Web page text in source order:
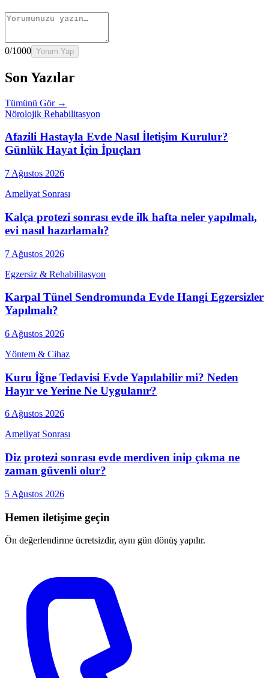
0/1000 Yorum Yap
Son Yazılar
Tümünü Gör →
Nörolojik Rehabilitasyon
Afazili Hastayla Evde Nasıl İletişim Kurulur?
Günlük Hayat İçin İpuçları
7 Ağustos 2026
Ameliyat Sonrası
Kalça protezi sonrası evde ilk hafta neler yapılmalı,
evi nasıl hazırlamalı?
7 Ağustos 2026
Egzersiz & Rehabilitasyon
Karpal Tünel Sendromunda Evde Hangi Egzersizler
Yapılmalı?
6 Ağustos 2026
Yöntem & Cihaz
Kuru İğne Tedavisi Evde Yapılabilir mi? Neden
Hayır ve Yerine Ne Uygulanır?
6 Ağustos 2026
Ameliyat Sonrası
Diz protezi sonrası evde merdiven inip çıkma ne
zaman güvenli olur?
5 Ağustos 2026
Hemen iletişime geçin
Ön değerlendirme ücretsizdir, aynı gün dönüş yapılır.